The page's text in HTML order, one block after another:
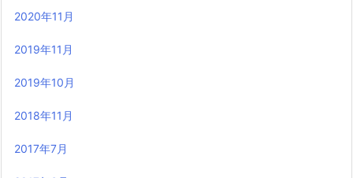
2020年11月
2019年11月
2019年10月
2018年11月
2017年7月